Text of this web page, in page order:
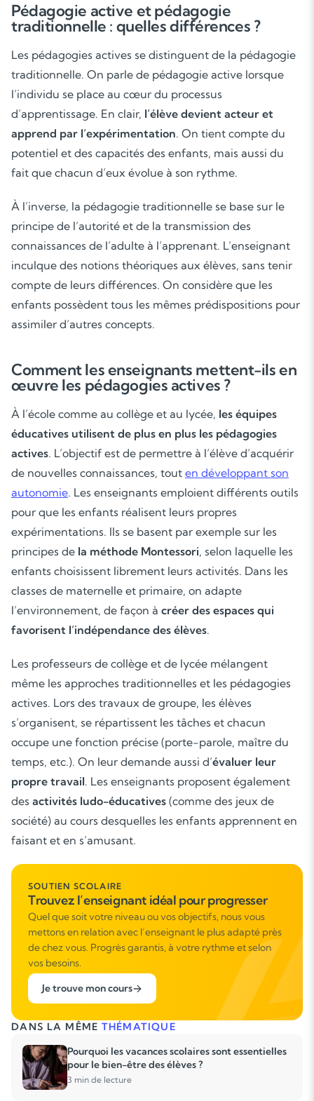
Pédagogie active et pédagogie
traditionnelle : quelles différences ?
Les pédagogies actives se distinguent de la pédagogie
traditionnelle. On parle de pédagogie active lorsque
l’individu se place au cœur du processus
d’apprentissage. En clair, l’élève devient acteur et
apprend par l’expérimentation. On tient compte du
potentiel et des capacités des enfants, mais aussi du
fait que chacun d’eux évolue à son rythme.
À l’inverse, la pédagogie traditionnelle se base sur le
principe de l’autorité et de la transmission des
connaissances de l’adulte à l’apprenant. L’enseignant
inculque des notions théoriques aux élèves, sans tenir
compte de leurs différences. On considère que les
enfants possèdent tous les mêmes prédispositions pour
assimiler d’autres concepts.
Comment les enseignants mettent-ils en
œuvre les pédagogies actives ?
À l’école comme au collège et au lycée, les équipes
éducatives utilisent de plus en plus les pédagogies
actives. L’objectif est de permettre à l’élève d’acquérir
de nouvelles connaissances, tout en développant son
autonomie. Les enseignants emploient différents outils
pour que les enfants réalisent leurs propres
expérimentations. Ils se basent par exemple sur les
principes de la méthode Montessori, selon laquelle les
enfants choisissent librement leurs activités. Dans les
classes de maternelle et primaire, on adapte
l’environnement, de façon à créer des espaces qui
favorisent l’indépendance des élèves.
Les professeurs de collège et de lycée mélangent
même les approches traditionnelles et les pédagogies
actives. Lors des travaux de groupe, les élèves
s’organisent, se répartissent les tâches et chacun
occupe une fonction précise (porte-parole, maître du
temps, etc.). On leur demande aussi d’évaluer leur
propre travail. Les enseignants proposent également
des activités ludo-éducatives (comme des jeux de
société) au cours desquelles les enfants apprennent en
faisant et en s’amusant.
SOUTIEN SCOLAIRE
Trouvez l’enseignant idéal pour progresser
Quel que soit votre niveau ou vos objectifs, nous vous
mettons en relation avec l’enseignant le plus adapté près
de chez vous. Progrès garantis, à votre rythme et selon
vos besoins.
Je trouve mon cours
DANS LA MÊMETHÉMATIQUE
Pourquoi les vacances scolaires sont essentielles
pour le bien-être des élèves ?
3 min de lecture
Soutien scolaire
Cours de musique
Les deux